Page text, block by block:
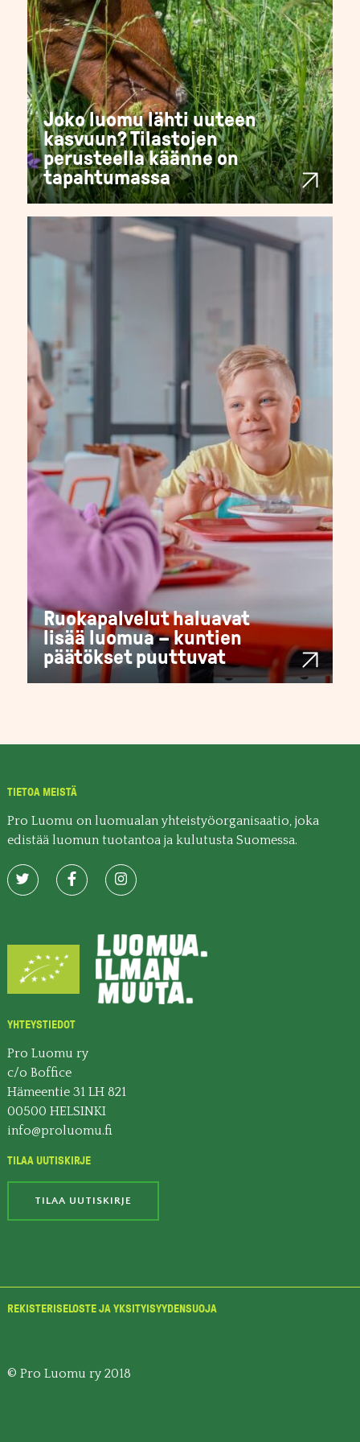
Joko luomu lähti uuteen
kasvuun? Tilastojen
perusteella käänne on
tapahtumassa
Ruokapalvelut haluavat
lisää luomua – kuntien
päätökset puuttuvat
TIETOA MEISTÄ
Pro Luomu on luomualan yhteistyöorganisaatio, joka
edistää luomun tuotantoa ja kulutusta Suomessa.
YHTEYSTIEDOT
Pro Luomu ry
c/o Boffice
Hämeentie 31 LH 821
00500 HELSINKI
info@proluomu.fi
TILAA UUTISKIRJE
TILAA UUTISKIRJE
REKISTERISELOSTE JA YKSITYISYYDENSUOJA
© Pro Luomu ry 2018